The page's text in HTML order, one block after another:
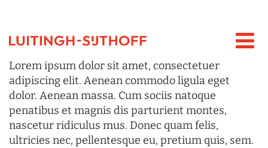
Lorem ipsum dolor sit amet, consectetuer
adipiscing elit. Aenean commodo ligula eget
dolor. Aenean massa. Cum sociis natoque
penatibus et magnis dis parturient montes,
nascetur ridiculus mus. Donec quam felis,
ultricies nec, pellentesque eu, pretium quis, sem.